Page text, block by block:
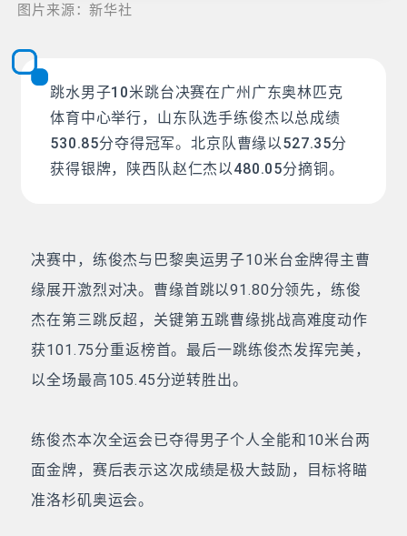
图片来源：新华社
跳水男子10米跳台决赛在广州广东奥林匹克
体育中心举行，山东队选手练俊杰以总成绩
530.85分夺得冠军。北京队曹缘以527.35分
获得银牌，陕西队赵仁杰以480.05分摘铜。
决赛中，练俊杰与巴黎奥运男子10米台金牌得主曹
缘展开激烈对决。曹缘首跳以91.80分领先，练俊
杰在第三跳反超，关键第五跳曹缘挑战高难度动作
获101.75分重返榜首。最后一跳练俊杰发挥完美，
以全场最高105.45分逆转胜出。
练俊杰本次全运会已夺得男子个人全能和10米台两
面金牌，赛后表示这次成绩是极大鼓励，目标将瞄
准洛杉矶奥运会。